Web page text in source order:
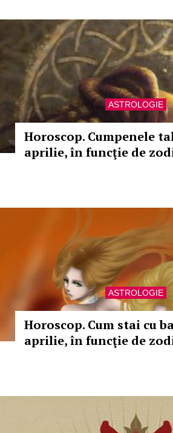
ASTROLOGIE
Horoscop. Cumpenele
aprilie, în funcţie de
ASTROLOGIE
Horoscop. Cum stai cu
aprilie, în funcţie de